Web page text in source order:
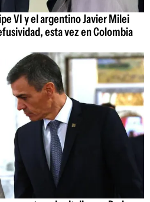
VI y el argentino Javier Milei
esta vez en Colombia